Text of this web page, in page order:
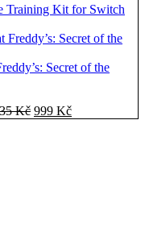
Training Kit for Switch
Secret of the
Kč Původní
999 KčAktuální